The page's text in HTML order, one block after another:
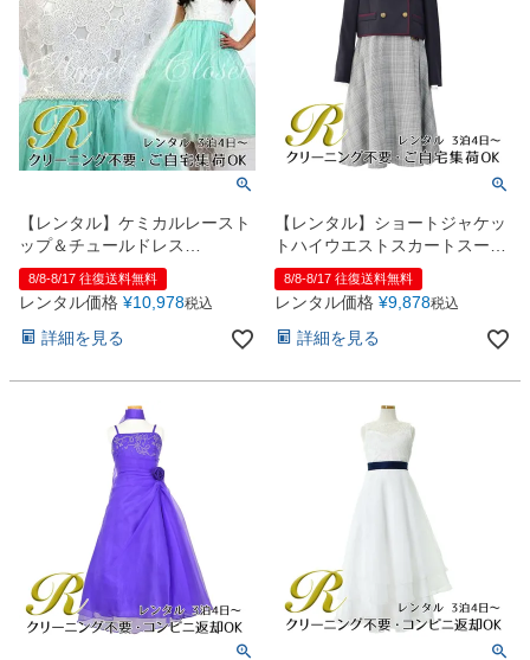
【レンタル】ケミカルレースト
ップ＆チュールドレス
（JK3685）ミント
8/8-8/17 往復送料無料
レンタル価格 ¥10,978税込
詳細を見る
【レンタル】ショートジャケッ
トハイウエストスカートスーツ
5点セット(CAT422503)ネイビ
ー
8/8-8/17 往復送料無料
レンタル価格 ¥9,878税込
詳細を見る